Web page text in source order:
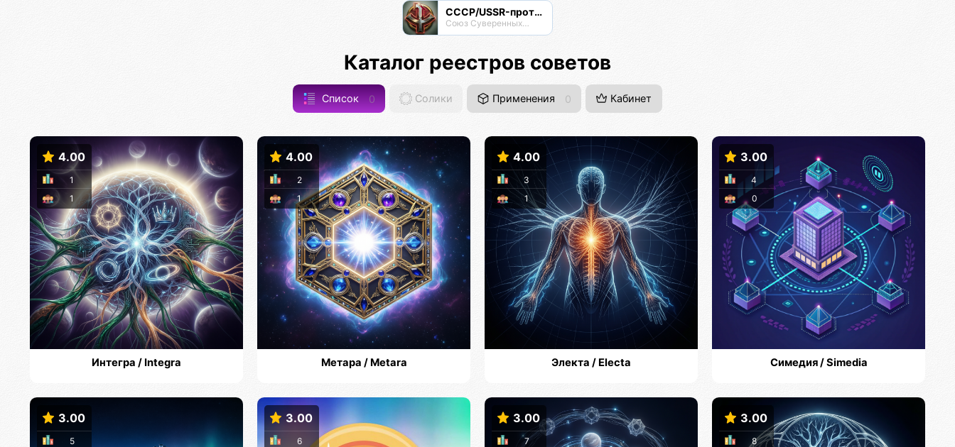
СССР/USSR-протокол
Союз Суверенных Самоуправляемых Реестров
Каталог реестров советов
Список 0 Солики Применения 0 Кабинет
4.00
1
1
Интегра / Integra
4.00
1
2
Метара / Metara
4.00
1
3
Электа / Electa
3.00
0
4
Симедия / Simedia
3.00
5
3.00
6
3.00
7
3.00
8